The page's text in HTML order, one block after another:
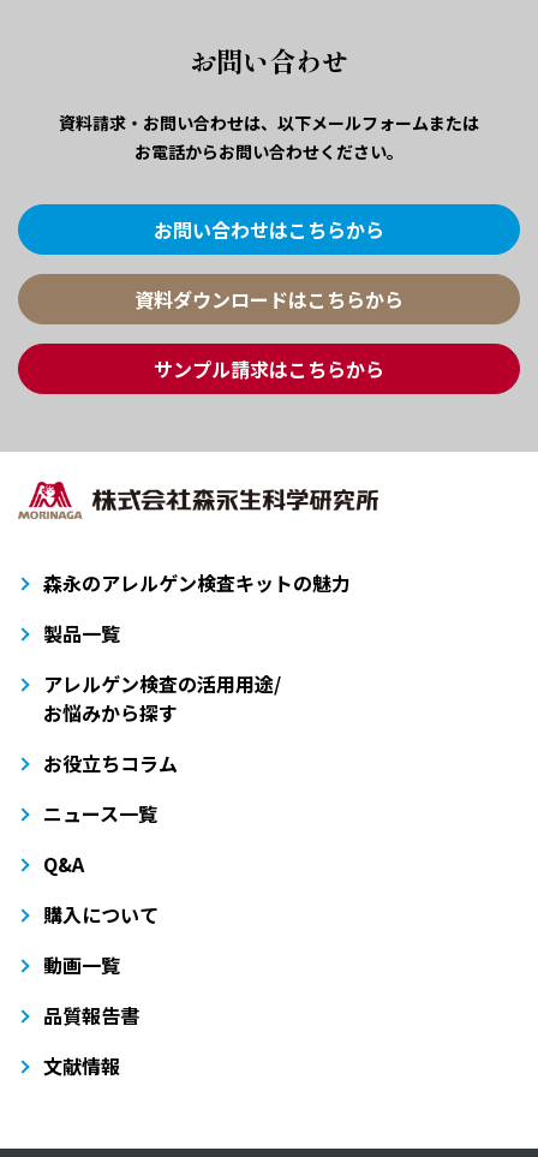
お問い合わせ
資料請求・お問い合わせは、 以下メールフォームまたは
お電話からお問い合わせください。
お問い合わせはこちらから
資料ダウンロードはこちらから
サンプル請求はこちらから
森永のアレルゲン検査キットの魅力
製品一覧
アレルゲン検査の活用用途/
お悩みから探す
お役立ちコラム
ニュース一覧
Q&A
購入について
動画一覧
品質報告書
文献情報